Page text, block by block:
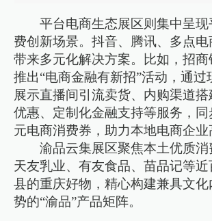
平台电商生态展区则集中呈
费创新场景。抖音、腾讯、多点
带来多元化解决方案。比如，招
推出“电商金融有新招”活动，通过
展示直播间引流卖货、内购渠道
优惠、定制化金融支持等服务，同
元电商消费券，助力本地电商企业
渝品云集展区聚焦本土优质
天友乳业、有友食品、苗品记等近
县的重庆好物，精心构建兼具文
势的“渝品”产品矩阵。